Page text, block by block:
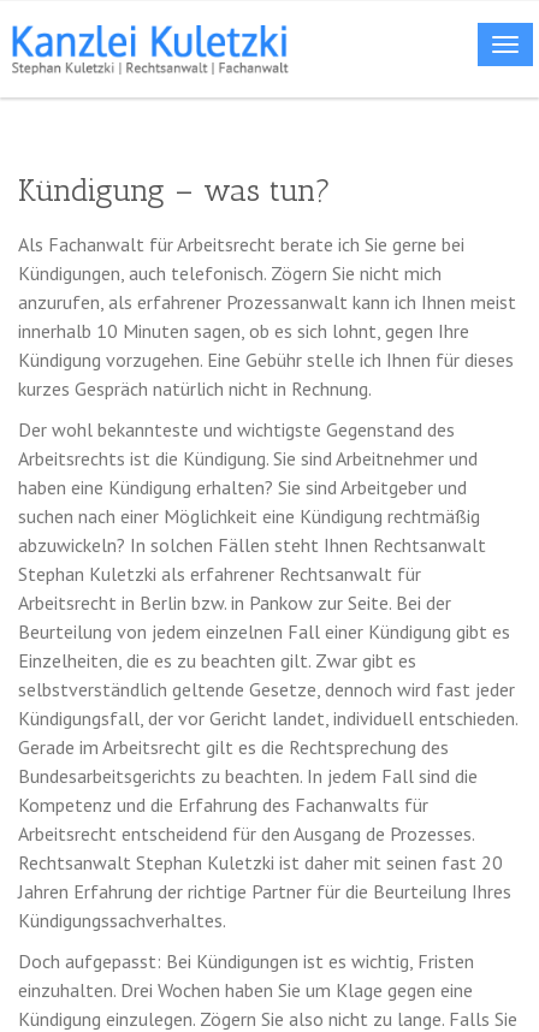
Kündigung – was tun?
Als Fachanwalt für Arbeitsrecht berate ich Sie gerne bei
Kündigungen, auch telefonisch. Zögern Sie nicht mich
anzurufen, als erfahrener Prozessanwalt kann ich Ihnen meist
innerhalb 10 Minuten sagen, ob es sich lohnt, gegen Ihre
Kündigung vorzugehen. Eine Gebühr stelle ich Ihnen für dieses
kurzes Gespräch natürlich nicht in Rechnung.
Der wohl bekannteste und wichtigste Gegenstand des
Arbeitsrechts ist die Kündigung. Sie sind Arbeitnehmer und
haben eine Kündigung erhalten? Sie sind Arbeitgeber und
suchen nach einer Möglichkeit eine Kündigung rechtmäßig
abzuwickeln? In solchen Fällen steht Ihnen Rechtsanwalt
Stephan Kuletzki als erfahrener Rechtsanwalt für
Arbeitsrecht in Berlin bzw. in Pankow zur Seite. Bei der
Beurteilung von jedem einzelnen Fall einer Kündigung gibt es
Einzelheiten, die es zu beachten gilt. Zwar gibt es
selbstverständlich geltende Gesetze, dennoch wird fast jeder
Kündigungsfall, der vor Gericht landet, individuell entschieden.
Gerade im Arbeitsrecht gilt es die Rechtsprechung des
Bundesarbeitsgerichts zu beachten. In jedem Fall sind die
Kompetenz und die Erfahrung des Fachanwalts für
Arbeitsrecht entscheidend für den Ausgang de Prozesses.
Rechtsanwalt Stephan Kuletzki ist daher mit seinen fast 20
Jahren Erfahrung der richtige Partner für die Beurteilung Ihres
Kündigungssachverhaltes.
Doch aufgepasst: Bei Kündigungen ist es wichtig, Fristen
einzuhalten. Drei Wochen haben Sie um Klage gegen eine
Kündigung einzulegen. Zögern Sie also nicht zu lange. Falls Sie